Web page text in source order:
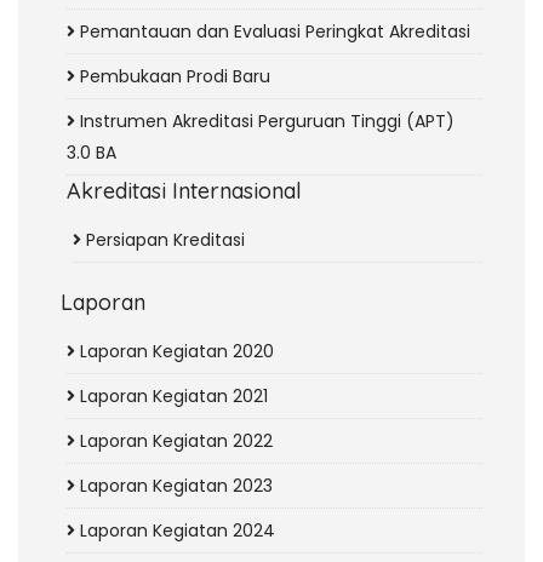
Pemantauan dan Evaluasi Peringkat Akreditasi
Pembukaan Prodi Baru
Instrumen Akreditasi Perguruan Tinggi (APT)
3.0 BA
Akreditasi Internasional
Persiapan Kreditasi
Laporan
Laporan Kegiatan 2020
Laporan Kegiatan 2021
Laporan Kegiatan 2022
Laporan Kegiatan 2023
Laporan Kegiatan 2024